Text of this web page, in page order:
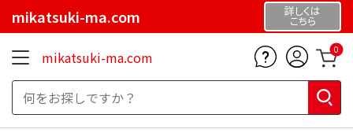
mikatsuki-ma.com 詳しくは
こちら
mikatsuki-ma.com 0